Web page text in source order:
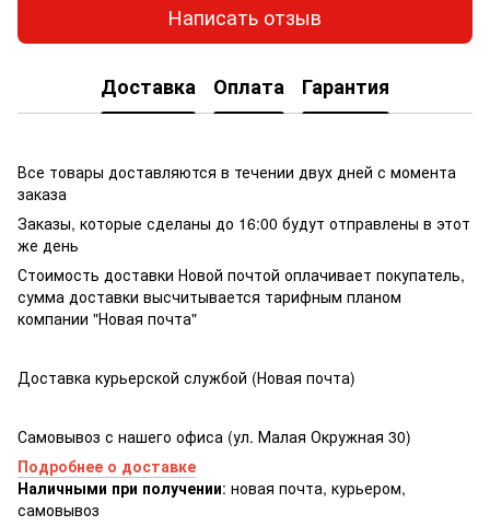
Написать отзыв
Доставка Оплата Гарантия
Все товары доставляются в течении двух дней с момента
заказа
Заказы, которые сделаны до 16:00 будут отправлены в этот
же день
Стоимость доставки Новой почтой оплачивает покупатель,
сумма доставки высчитывается тарифным планом
компании "Новая почта"
Доставка курьерской службой (Новая почта)
Самовывоз с нашего офиса (ул. Малая Окружная 30)
Подробнее о доставке
Наличными при получении: новая почта, курьером,
самовывоз